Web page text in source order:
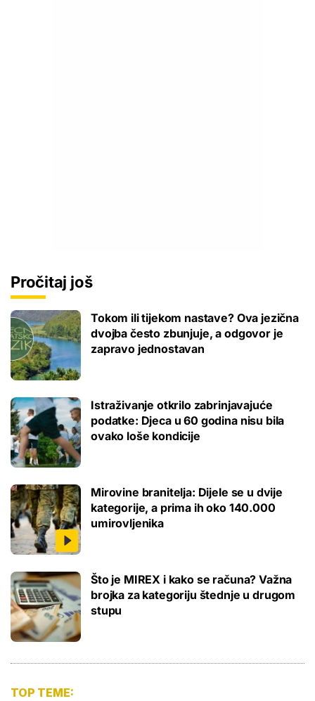
Pročitaj još
Tokom ili tijekom nastave? Ova jezična
dvojba često zbunjuje, a odgovor je
zapravo jednostavan
Istraživanje otkrilo zabrinjavajuće
podatke: Djeca u 60 godina nisu bila
ovako loše kondicije
Mirovine branitelja: Dijele se u dvije
kategorije, a prima ih oko 140.000
umirovljenika
Što je MIREX i kako se računa? Važna
brojka za kategoriju štednje u drugom
stupu
TOP TEME: